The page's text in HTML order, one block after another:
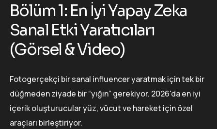
Bölüm 1: En İyi Yapay Zeka
Sanal Etki Yaratıcıları
(Görsel & Video)
Fotogerçekçi bir sanal influencer yaratmak için tek bir
düğmeden ziyade bir “yığın” gerekiyor. 2026'da en iyi
içerik oluşturucular yüz, vücut ve hareket için özel
araçları birleştiriyor.